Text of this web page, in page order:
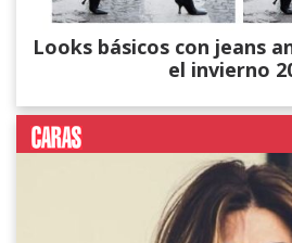
Looks básicos con jeans
el invierno